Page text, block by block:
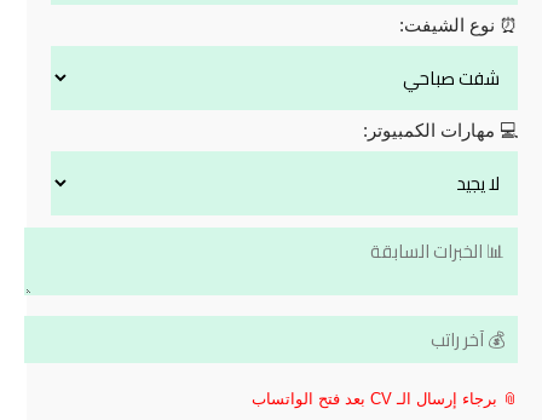
⏰ نوع الشيفت:
💻 مهارات الكمبيوتر:
📎 برجاء إرسال الـ CV بعد فتح الواتساب